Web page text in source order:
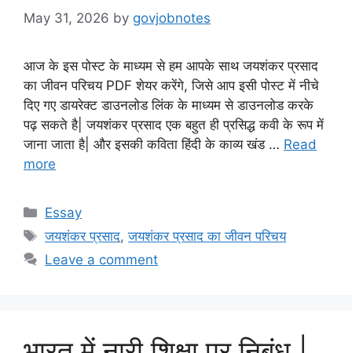
May 31, 2026 by govjobnotes
आज के इस पोस्ट के माध्यम से हम आपके साथ जयशंकर प्रसाद
का जीवन परिचय PDF शेयर करेंगे, जिसे आप इसी पोस्ट में नीचे
दिए गए डायरेक्ट डाउनलोड लिंक के माध्यम से डाउनलोड करके
पढ़ सकते है| जयशंकर प्रसाद एक बहुत ही प्रसिद्ध कवी के रूप में
जाना जाता है| और इसकी कविता हिंदी के काव्य खंड … Read
more
Categories
Essay
Tags
जयशंकर प्रसाद,जयशंकर प्रसाद का जीवन परिचय
Leave a comment